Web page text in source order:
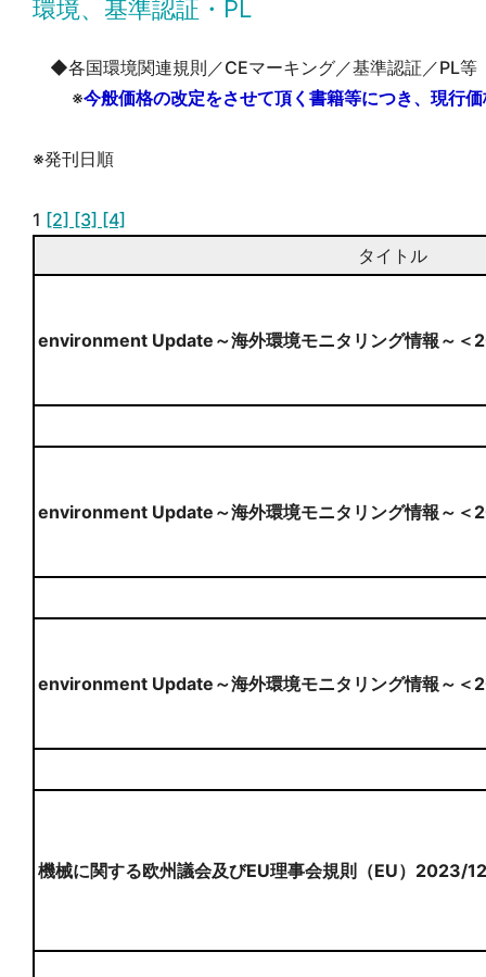
環境、基準認証・PL
◆各国環境関連規則／CEマーキング／基準認証／PL等
※今般価格の改定をさせて頂く書籍等につき、現行
※発刊日順
1 [2] [3] [4]
タイトル
environment Update～海外環境モニタリング情報～＜
environment Update～海外環境モニタリング情報～＜
environment Update～海外環境モニタリング情報～＜
機械に関する欧州議会及びEU理事会規則（EU）2023/